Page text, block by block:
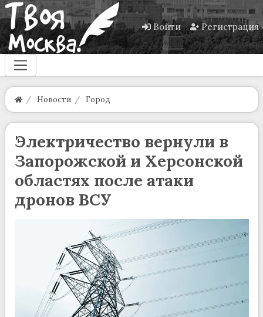
Войти Регистрация
Новости Город
Электричество вернули в
Запорожской и Херсонской
областях после атаки
дронов ВСУ